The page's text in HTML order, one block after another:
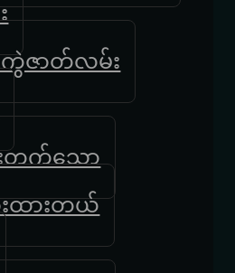
ဇာတ်လမ်း
တက်သော
ထားတယ်